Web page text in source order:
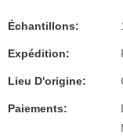
Échantillons:
Expédition:
Lieu D'origine:
Paiements: